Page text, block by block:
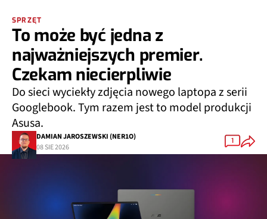
SPRZĘT
To może być jedna z
najważniejszych premier.
Czekam niecierpliwie
Do sieci wyciekły zdjęcia nowego laptopa z serii
Googlebook. Tym razem jest to model produkcji
Asusa.
DAMIAN JAROSZEWSKI (NER1O)
08 SIE 2026
1